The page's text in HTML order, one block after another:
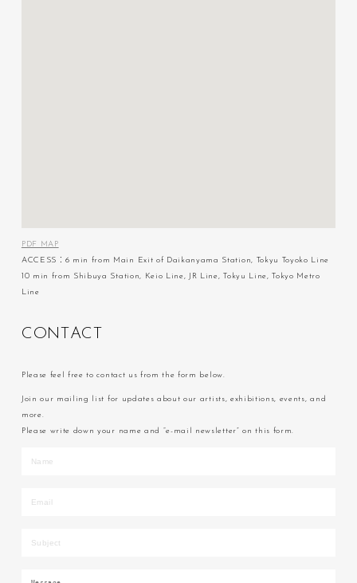
PDF MAP
ACCESS：6 min from Main Exit of Daikanyama Station, Tokyu Toyoko Line
10 min from Shibuya Station, Keio Line, JR Line, Tokyu Line, Tokyo Metro
Line
C O N AC
Please feel free to contact us from the form below.
Join our mailing list for updates about our artists, exhibitions, events, and
more.
Please write down your name and “e-mail newsletter” on this form.